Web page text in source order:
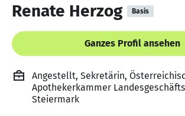
Renate Herzog Basis
Ganzes Profil ansehen
Angestellt, Sekretärin,
Apothekerkammer
Steiermark